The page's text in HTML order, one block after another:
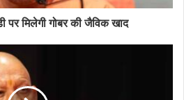
पर मिलेगी गोबर की जैविक खाद